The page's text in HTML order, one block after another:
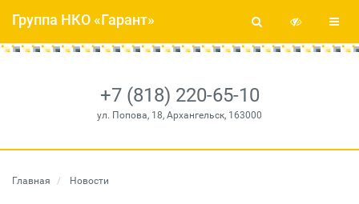
+7 (818) 220-65-10
ул. Попова, 18, Архангельск, 163000
Группа НКО «Гарант»
Главная Новости